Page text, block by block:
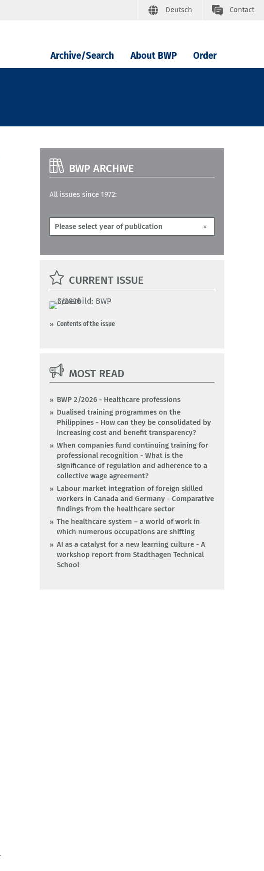
Deutsch Contact
Archive/Search About BWP Order
BWP ARCHIVE
All issues since 1972:
CURRENT ISSUE
Contents of the issue
MOST READ
BWP 2/2026 - Healthcare professions
Dualised training programmes on the
Philippines - How can they be consolidated by
increasing cost and benefit transparency?
When companies fund continuing training for
professional recognition - What is the
significance of regulation and adherence to a
collective wage agreement?
Labour market integration of foreign skilled
workers in Canada and Germany - Comparative
findings from the healthcare sector
The healthcare system – a world of work in
which numerous occupations are shifting
AI as a catalyst for a new learning culture - A
workshop report from Stadthagen Technical
School